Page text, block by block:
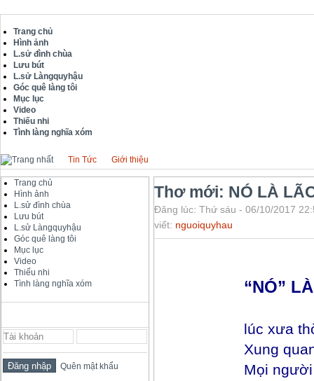
Trang chủ
Hình ảnh
L.sử đình chùa
Lưu bút
L.sử Làngquyhậu
Góc quê làng tôi
Mục lục
Video
Thiếu nhi
Tình làng nghĩa xóm
Tin Tức Giới thiệu
Trang chủ
Hình ảnh
L.sử đình chùa
Lưu bút
L.sử Làngquyhậu
Góc quê làng tôi
Mục lục
Video
Thiếu nhi
Tình làng nghĩa xóm
Quên mật khẩu
Thơ mới: NÓ LÀ
Đăng lúc: Thứ sáu - 06/10/2017
viết: nguoiquyhau
“NÓ”
lúc xưa
Xung
Mọi